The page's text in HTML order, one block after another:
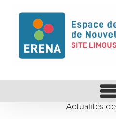
Actualités de